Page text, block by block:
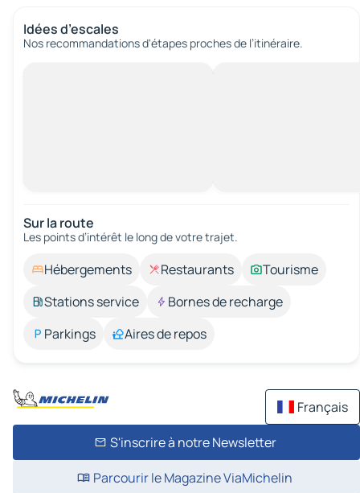
Idées d’escales
Nos recommandations d'étapes proches de l’itinéraire.
Sur la route
Les points d’intérêt le long de votre trajet.
Hébergements Restaurants
Tourisme
Stations service
Bornes de recharge
Parkings
Aires de repos
Français
S'inscrire à notre Newsletter
Parcourir le Magazine ViaMichelin